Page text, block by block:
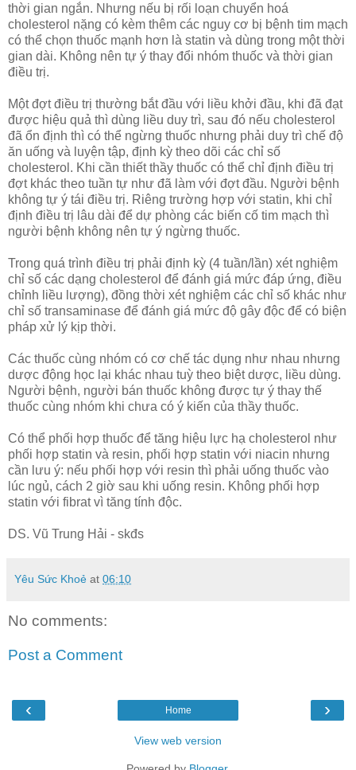
thời gian ngắn. Nhưng nếu bị rối loạn chuyển hoá
cholesterol nặng có kèm thêm các nguy cơ bị bệnh tim mạch
có thể chọn thuốc mạnh hơn là statin và dùng trong một thời
gian dài. Không nên tự ý thay đổi nhóm thuốc và thời gian
điều trị.
Một đợt điều trị thường bắt đầu với liều khởi đầu, khi đã đạt
được hiệu quả thì dùng liều duy trì, sau đó nếu cholesterol
đã ổn định thì có thể ngừng thuốc nhưng phải duy trì chế độ
ăn uống và luyện tập, định kỳ theo dõi các chỉ số
cholesterol. Khi cần thiết thầy thuốc có thể chỉ định điều trị
đợt khác theo tuần tự như đã làm với đợt đầu. Người bệnh
không tự ý tái điều trị. Riêng trường hợp với statin, khi chỉ
định điều trị lâu dài để dự phòng các biến cố tim mạch thì
người bệnh không nên tự ý ngừng thuốc.
Trong quá trình điều trị phải định kỳ (4 tuần/lần) xét nghiệm
chỉ số các dạng cholesterol để đánh giá mức đáp ứng, điều
chỉnh liều lượng), đồng thời xét nghiệm các chỉ số khác như
chỉ số transaminase để đánh giá mức độ gây độc để có biện
pháp xử lý kịp thời.
Các thuốc cùng nhóm có cơ chế tác dụng như nhau nhưng
dược động học lại khác nhau tuỳ theo biệt dược, liều dùng.
Người bệnh, người bán thuốc không được tự ý thay thế
thuốc cùng nhóm khi chưa có ý kiến của thầy thuốc.
Có thể phối hợp thuốc để tăng hiệu lực hạ cholesterol như
phối hợp statin và resin, phối hợp statin với niacin nhưng
cần lưu ý: nếu phối hợp với resin thì phải uống thuốc vào
lúc ngủ, cách 2 giờ sau khi uống resin. Không phối hợp
statin với fibrat vì tăng tính độc.
DS. Vũ Trung Hải - skđs
Yêu Sức Khoẻ at 06:10
No comments:
Post a Comment
‹ ›
Home
View web version